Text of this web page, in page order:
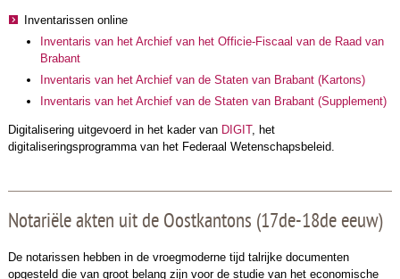
Inventarissen online
Inventaris van het Archief van het Officie-Fiscaal van de Raad van
Brabant
Inventaris van het Archief van de Staten van Brabant (Kartons)
Inventaris van het Archief van de Staten van Brabant (Supplement)
Digitalisering uitgevoerd in het kader van DIGIT, het
digitaliseringsprogramma van het Federaal Wetenschapsbeleid.
Notariële akten uit de Oostkantons (17de-18de eeuw)
De notarissen hebben in de vroegmoderne tijd talrijke documenten
opgesteld die van groot belang zijn voor de studie van het economische